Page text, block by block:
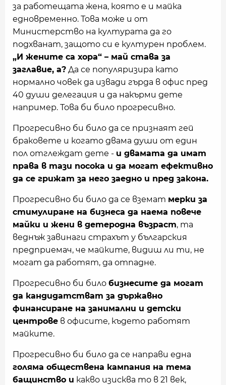
за работещата жена, която е и майка
едновременно. Това може и от
Министерство на културата да го
подхванат, защото си е културен проблем.
„И жените са хора“ – май става за
заглавие, а? Да се популяризира като
нормално човек да извади гърда в офис пред
40 души делегация и да накърми дете
например. Това би било прогресивно.
Прогресивно би било да се признаят гей
браковете и когато двама души от един
пол отглеждат дете - и двамата да имат
права в тази посока и да могат ефективно
да се грижат за него заедно и пред закона.
Прогресивно би било да се вземат мерки за
стимулиране на бизнеса да наема повече
майки и жени в детеродна възраст, та
веднъж завинаги страхът у българския
предприемач, че майките, видиш ли ти, не
могат да работят, да отпадне.
Прогресивно би било бизнесите да могат
да кандидатстват за държавно
финансиране на занимални и детски
центрове в офисите, където работят
майките.
Прогресивно би било да се направи една
голяма обществена кампания на тема
бащинство и какво изисква то в 21 век,